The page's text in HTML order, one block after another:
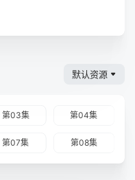
默认资源
第03集 第04集
第07集 第08集